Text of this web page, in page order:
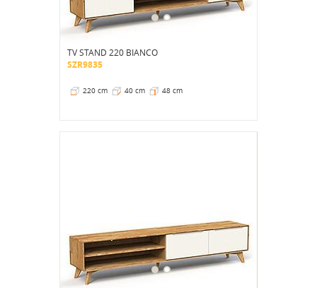
TV STAND 220 BIANCO
SZR9835
220 cm 40 cm 48 cm